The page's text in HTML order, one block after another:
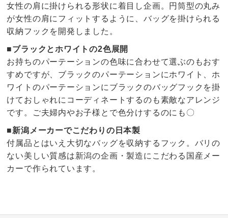
女性の肩に掛けられる形状に着目し企画。円筒型の丸み
が女性の肩にフィットするように、バッグを掛けられる
収納フックを開発しました。
■ブラックとホワイトの2色展開
お持ちのパーテーションの色味に合わせて選ぶのもおす
すめですが、ブラックのパーテーションにホワイト、ホ
ワイトのパーテーションにブラックのバッグフックを掛
けておしゃれにコーディネートするのも素敵なアレンジ
です。ご夫婦内やお子様とで色分けするのにも〇
■新潟メーカーでこだわりの日本製
付属品とはいえ大切なバッグを収納するフック。バリの
ない美しい質感は新潟の企画・製造にこだわる国産メー
カーで作られています。